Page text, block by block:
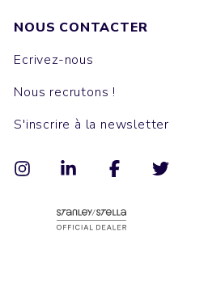
NOUS CONTACTER
Ecrivez-nous
Nous recrutons !
S'inscrire à la newsletter